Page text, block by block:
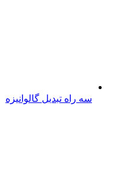
سه راه تبدیل گالوانیزه